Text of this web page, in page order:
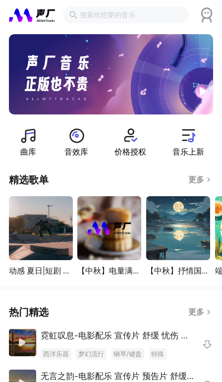
曲库 音效库 价格授权 音乐上新
精选歌单 更多
动感 夏日|短剧 ... 【中秋】电量满... 【中秋】抒情国...
热门精选 更多
霓虹叹息-电影配乐 宣传片 舒缓 忧伤 宁静 空灵 梦幻
西洋乐器 梦幻流行 钢琴/键盘
特殊
弦乐
合成器 无言之韵-电影配乐 宣传片 预告片 舒缓 忧伤 宁静 空灵